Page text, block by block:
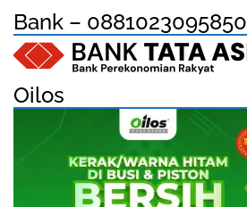
Bank – 0881023095850
Oilos